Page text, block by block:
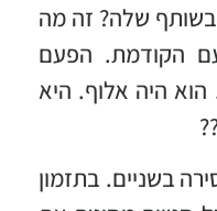
שלה? זה מה
הקודמת. הפעם
הוא היה אלוף. היא
בשניים. בתזמון